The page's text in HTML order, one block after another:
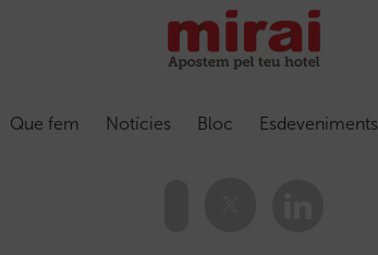
Que fem Notícies Bloc Esdeveniments